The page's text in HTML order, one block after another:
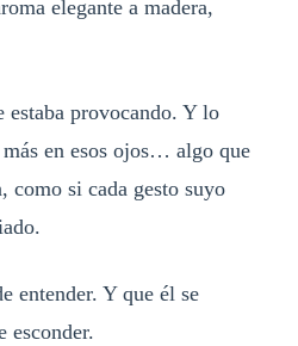
elegante a madera,
provocando. Y lo
en esos ojos… algo que
como si cada gesto suyo
entender. Y que él se
esconder.